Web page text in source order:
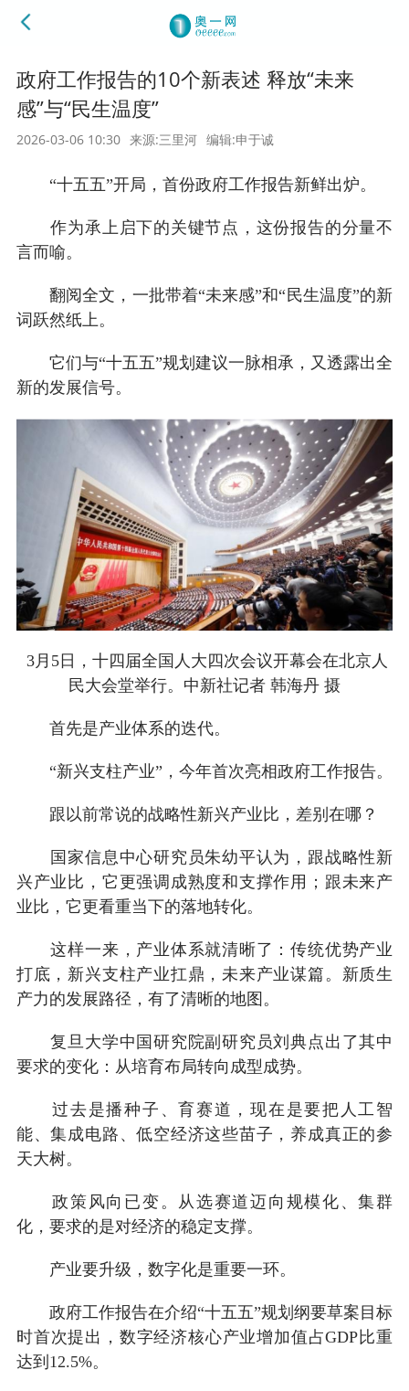
政府工作报告的10个新表述 释放“未来
感”与“民生温度”
2026-03-06 10:30 来源:三里河 编辑:申于诚
“十五五”开局，首份政府工作报告新鲜出炉。
作为承上启下的关键节点，这份报告的分量不
言而喻。
翻阅全文，一批带着“未来感”和“民生温度”的新
词跃然纸上。
它们与“十五五”规划建议一脉相承，又透露出全
新的发展信号。
3月5日，十四届全国人大四次会议开幕会在北京人
民大会堂举行。中新社记者 韩海丹 摄
首先是产业体系的迭代。
“新兴支柱产业”，今年首次亮相政府工作报告。
跟以前常说的战略性新兴产业比，差别在哪？
国家信息中心研究员朱幼平认为，跟战略性新
兴产业比，它更强调成熟度和支撑作用；跟未来产
业比，它更看重当下的落地转化。
这样一来，产业体系就清晰了：传统优势产业
打底，新兴支柱产业扛鼎，未来产业谋篇。新质生
产力的发展路径，有了清晰的地图。
复旦大学中国研究院副研究员刘典点出了其中
要求的变化：从培育布局转向成型成势。
过去是播种子、育赛道，现在是要把人工智
能、集成电路、低空经济这些苗子，养成真正的参
天大树。
政策风向已变。从选赛道迈向规模化、集群
化，要求的是对经济的稳定支撑。
产业要升级，数字化是重要一环。
政府工作报告在介绍“十五五”规划纲要草案目标
时首次提出，数字经济核心产业增加值占GDP比重
达到12.5%。